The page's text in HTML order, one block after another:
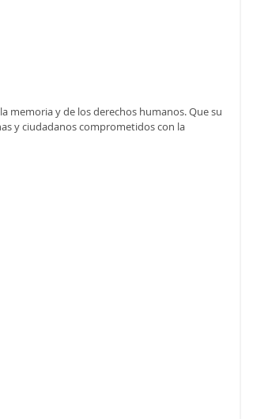
memoria y de los derechos humanos. Que su
y ciudadanos comprometidos con la